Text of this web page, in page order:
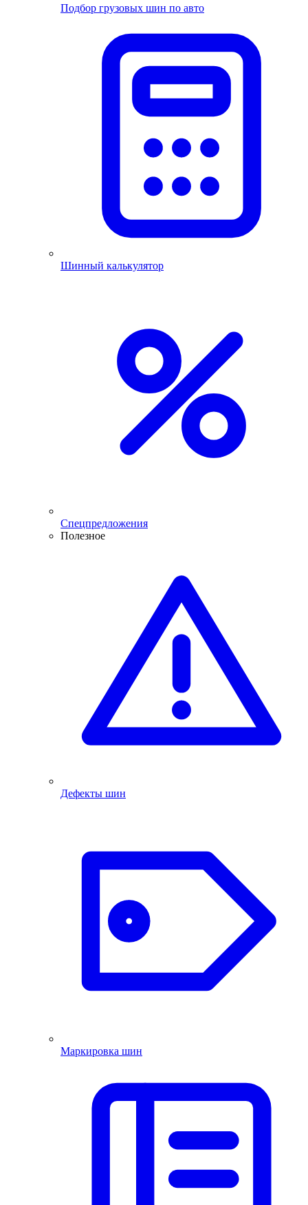
Подбор грузовых шин по авто
Шинный калькулятор
Спецпредложения
Полезное
Дефекты шин
Маркировка шин